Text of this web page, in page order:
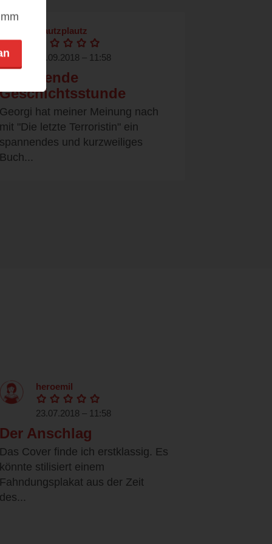
clautzplautz
25.09.2018 – 11:58
Spannende
Geschichtsstunde
Georgi hat meiner Meinung nach
mit "Die letzte Terroristin" ein
spannendes und kurzweiliges
Buch...
heroemil
23.07.2018 – 11:58
Der Anschlag
Das Cover finde ich erstklassig. Es
könnte stilisiert einem
Fahndungsplakat aus der Zeit
des...